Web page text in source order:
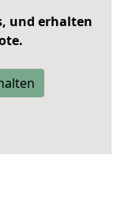
und erhalten